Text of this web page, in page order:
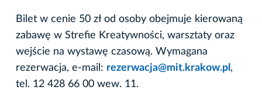
Bilet w cenie 50 zł od osoby obejmuje kierowaną
zabawę w Strefie Kreatywności, warsztaty oraz
wejście na wystawę czasową. Wymagana
rezerwacja, e-mail: rezerwacja@mit.krakow.pl ,
tel. 12 428 66 00 wew. 11.